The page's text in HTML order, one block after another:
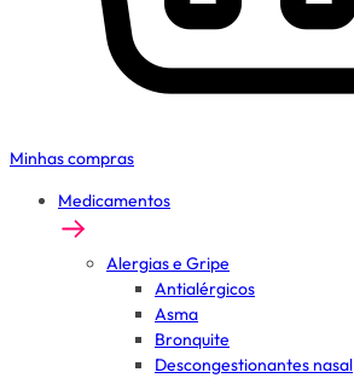
Minhas compras
Medicamentos
Alergias e Gripe
Antialérgicos
Asma
Bronquite
Descongestionantes nasal